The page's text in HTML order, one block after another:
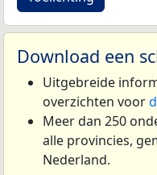
Download een
Uitgebreide
overzichten voor
Meer dan 250
alle provincies,
Nederland.